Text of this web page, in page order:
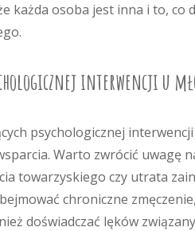
każda osoba jest inna i to, co
interwencji u
psychologicznej
Warto zwrócić uwagę
towarzyskiego czy utrata
chroniczne
doświadczać lęków